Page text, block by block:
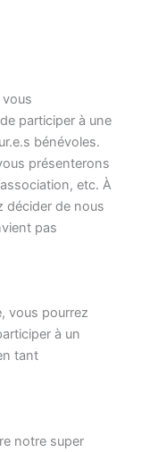
vous
participer à une
bénévoles.
présenterons
etc. À
décider de nous
pas
vous pourrez
à un
tant
notre super